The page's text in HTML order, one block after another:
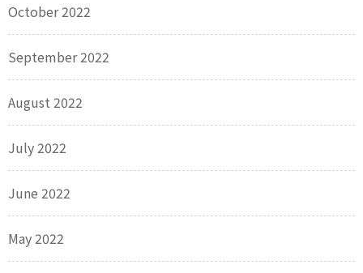
October 2022
September 2022
August 2022
July 2022
June 2022
May 2022